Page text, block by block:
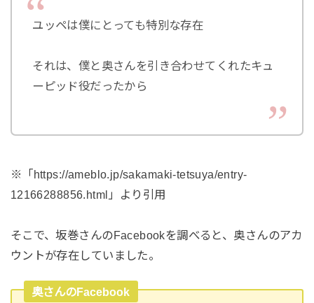
ユッペは僕にとっても特別な存在
それは、僕と奥さんを引き合わせてくれたキュ
ーピッド役だったから
※「https://ameblo.jp/sakamaki-tetsuya/entry-
12166288856.html」より引用
そこで、坂巻さんのFacebookを調べると、奥さんのアカ
ウントが存在していました。
奥さんのFacebook